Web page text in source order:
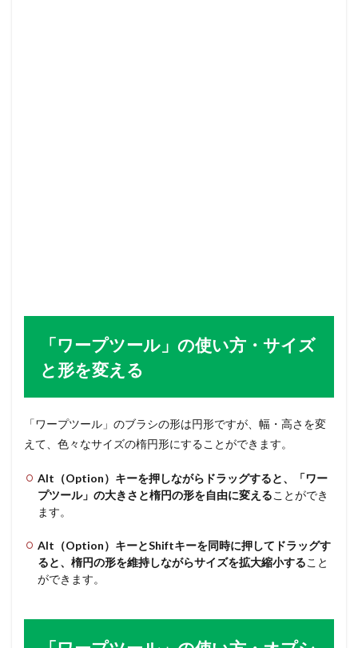
「ワープツール」の使い方・サイズ
と形を変える
「ワープツール」のブラシの形は円形ですが、幅・高さを変
えて、色々なサイズの楕円形にすることができます。
Alt（Option）キーを押しながらドラッグすると、「ワー
プツール」の大きさと楕円の形を自由に変えることができ
ます。
Alt（Option）キーとShiftキーを同時に押してドラッグす
ると、楕円の形を維持しながらサイズを拡大縮小すること
ができます。